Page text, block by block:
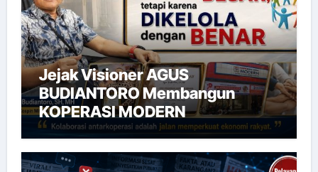
Jejak Visioner AGUS
BUDIANTORO Membangun
KOPERASI MODERN